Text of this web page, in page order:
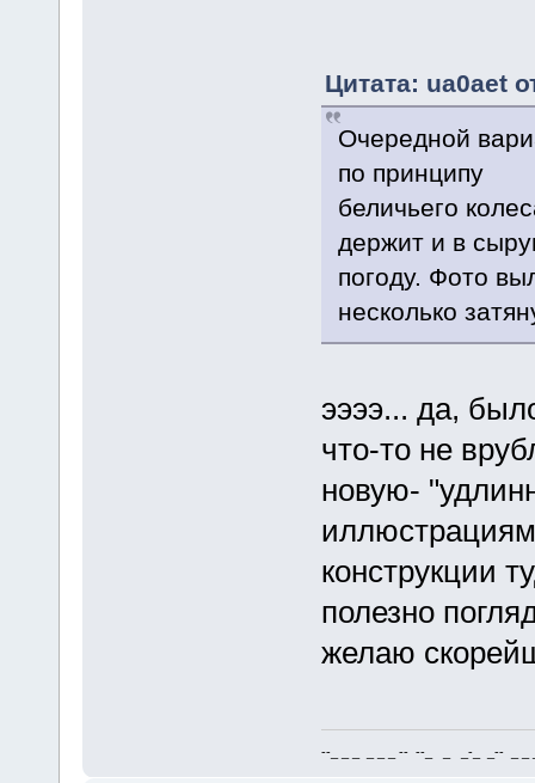
Цитата: ua0aet
Очередной
по принципу
беличьего
держит и в
погоду. Фото
несколько
ээээ... да,
что-то не
новую-
конструкции
полезно
желаю
--_ _ _ _ _ _ -- --_ _ _-_ _-- _ _